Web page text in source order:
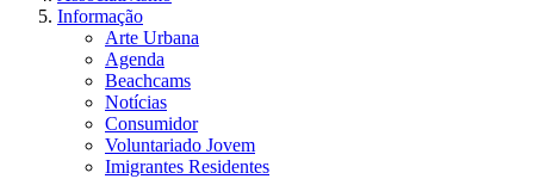
Informação
Arte Urbana
Agenda
Beachcams
Notícias
Consumidor
Voluntariado Jovem
Imigrantes Residentes